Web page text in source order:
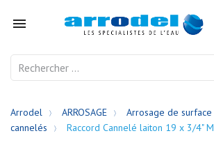

Arrodel ARROSAGE Arrosage de surface
cannelés
Raccord Cannelé laiton 19 x 3/4" M